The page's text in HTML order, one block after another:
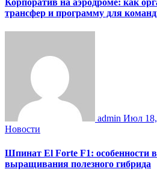
Корпоратив на аэродроме: как
трансфер и программу для
admin Июл 18,
Новости
Шпинат El Forte F1: особенности
выращивания полезного гибрида